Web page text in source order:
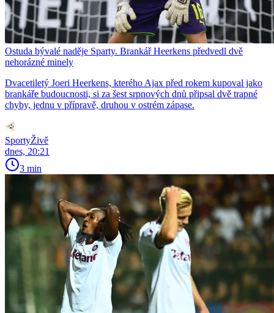
Ostuda bývalé naděje Sparty. Brankář Heerkens předvedl dvě
nehorázné minely
Dvacetiletý Joeri Heerkens, kterého Ajax před rokem kupoval jako
brankáře budoucnosti, si za šest srpnových dnů připsal dvě trapné
chyby, jednu v přípravě, druhou v ostrém zápase.
SportyŽivě
dnes, 20:21
3 min